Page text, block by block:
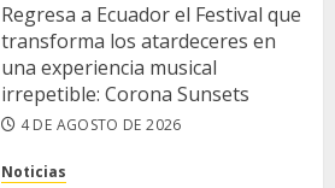
Regresa a Ecuador el Festival que
transforma los atardeceres en
una experiencia musical
irrepetible: Corona Sunsets
4 DE AGOSTO DE 2026
Noticias